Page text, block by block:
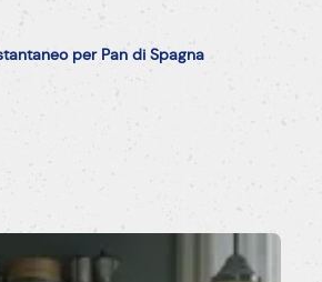
per Pan di Spagna